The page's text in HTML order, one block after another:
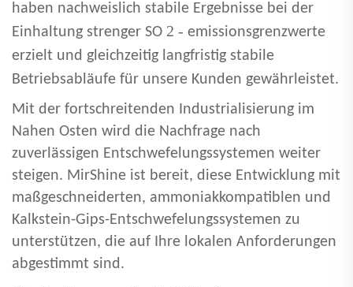
haben nachweislich stabile Ergebnisse bei der
Einhaltung strenger SO 2 - emissionsgrenzwerte
erzielt und gleichzeitig langfristig stabile
Betriebsabläufe für unsere Kunden gewährleistet.
Mit der fortschreitenden Industrialisierung im
Nahen Osten wird die Nachfrage nach
zuverlässigen Entschwefelungssystemen weiter
steigen. MirShine ist bereit, diese Entwicklung mit
maßgeschneiderten, ammoniakkompatiblen und
Kalkstein-Gips-Entschwefelungssystemen zu
unterstützen, die auf Ihre lokalen Anforderungen
abgestimmt sind.